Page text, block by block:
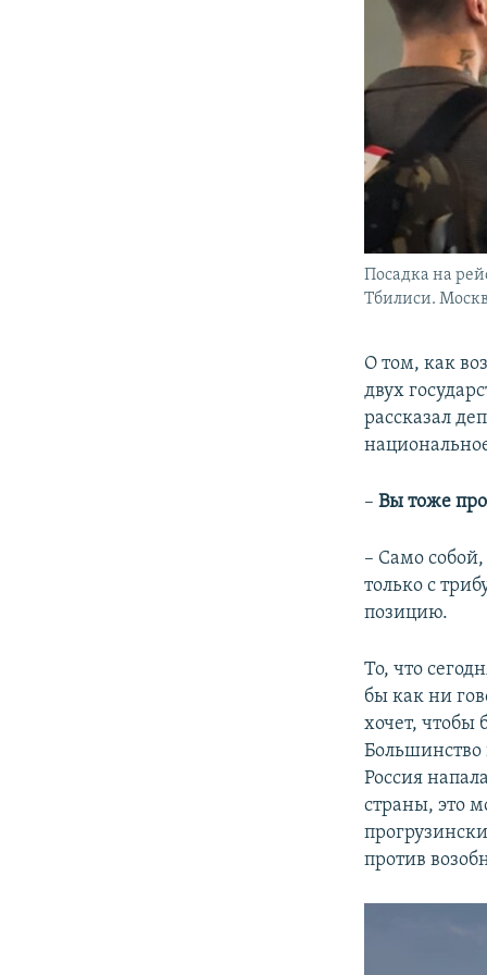
Посадка на
Тбилиси.
О том, как
двух
рассказал
–Вы тоже
– Само
только с
позицию.
То, что
бы как ни
хочет, чтобы
Большинство
Россия
страны, это
против